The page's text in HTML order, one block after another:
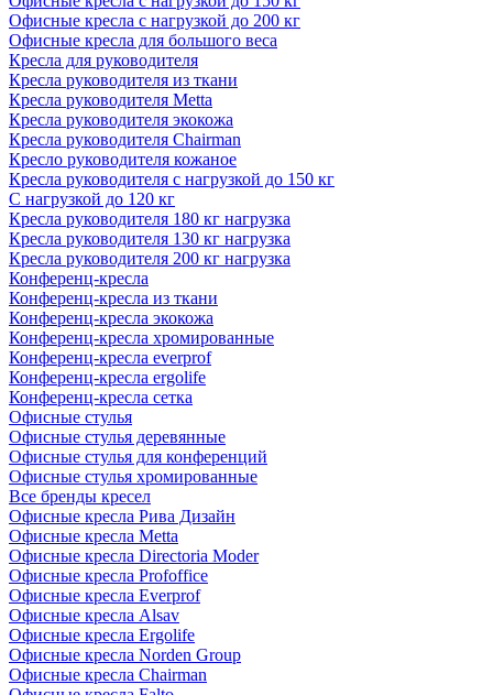
Офисные кресла с нагрузкой до 200 кг
Офисные кресла для большого веса
Кресла для руководителя
Кресла руководителя из ткани
Кресла руководителя Metta
Кресла руководителя экокожа
Кресла руководителя Chairman
Кресло руководителя кожаное
Кресла руководителя с нагрузкой до 150 кг
С нагрузкой до 120 кг
Кресла руководителя 180 кг нагрузка
Кресла руководителя 130 кг нагрузка
Кресла руководителя 200 кг нагрузка
Конференц-кресла
Конференц-кресла из ткани
Конференц-кресла экокожа
Конференц-кресла хромированные
Конференц-кресла everprof
Конференц-кресла ergolife
Конференц-кресла сетка
Офисные стулья
Офисные стулья деревянные
Офисные стулья для конференций
Офисные стулья хромированные
Все бренды кресел
Офисные кресла Рива Дизайн
Офисные кресла Metta
Офисные кресла Directoria Moder
Офисные кресла Profoffice
Офисные кресла Everprof
Офисные кресла Alsav
Офисные кресла Ergolife
Офисные кресла Norden Group
Офисные кресла Chairman